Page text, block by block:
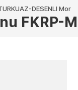
DESENLI Mor
FKRP-